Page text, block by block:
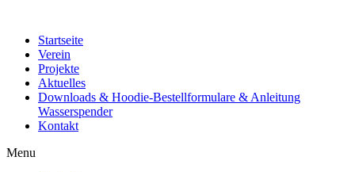
Startseite
Verein
Projekte
Aktuelles
Downloads & Hoodie-Bestellformulare & Anleitung
Wasserspender
Kontakt
Menu